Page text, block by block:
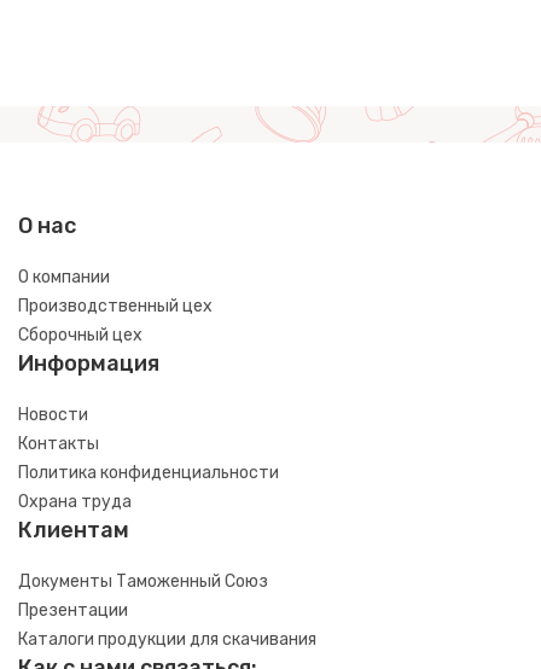
О нас
О компании
Производственный цех
Сборочный цех
Информация
Новости
Контакты
Политика конфиденциальности
Охрана труда
Клиентам
Документы Таможенный Союз
Презентации
Каталоги продукции для скачивания